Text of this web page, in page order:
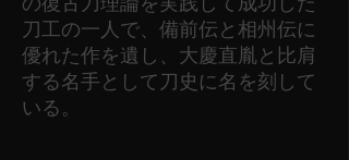
刀工の一人で、備前伝と相州伝に
優れた作を遺し、大慶直胤と比肩
する名手として刀史に名を刻して
いる。